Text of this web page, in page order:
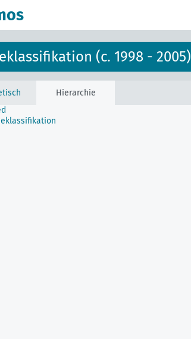
(c. 1998 - 2005)
Hierarchie